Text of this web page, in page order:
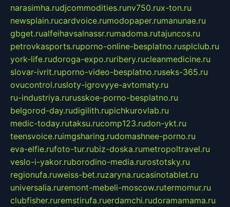
narasimha.rudjcommodities.runv750.rux-ton.ru
newsplain.rucardvoice.rumodopaper.rumanunae.ru
gbget.rualfeihavsalnassr.rumadoma.rutajuncos.ru
petrovkasports.ruporno-online-besplatno.rusplclub.ru
york-life.rudoroga-expo.ruribery.rucleanmedicine.ru
slovar-ivrit.ruporno-video-besplatno.ruseks-365.ru
ovucontrol.rusloty-igrovyye-avtomaty.ru
ru-industriya.rurusskoe-porno-besplatno.ru
belgorod-day.rudigilith.rupichkurovlab.ru
medic-today.rutaksu.rucomp123.rudon-ykt.ru
teensvoice.ruimgsharing.rudomashnee-porno.ru
eva-elfie.rufoto-tur.rubiz-doska.rumetropoltravel.ru
veslo-i-yakor.ruborodino-media.rurostotsky.ru
regionufa.ruweiss-bet.ruzaryna.rucasinotablet.ru
universalia.ruremont-mebeli-moscow.rutermomur.ru
clubfisher.ruremstirufa.ruerdamchi.rudoramamama.ru